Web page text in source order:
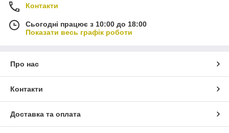
Контакти
Сьогодні працює з 10:00 до 18:00
Показати весь графік роботи
Про нас
Контакти
Доставка та оплата